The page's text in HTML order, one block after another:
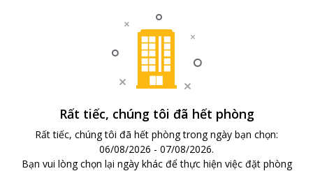
Rất tiếc, chúng tôi đã hết phòng
Rất tiếc, chúng tôi đã hết phòng trong ngày bạn chọn:
06/08/2026 - 07/08/2026.
Bạn vui lòng chọn lại ngày khác để thực hiện việc đặt phòng